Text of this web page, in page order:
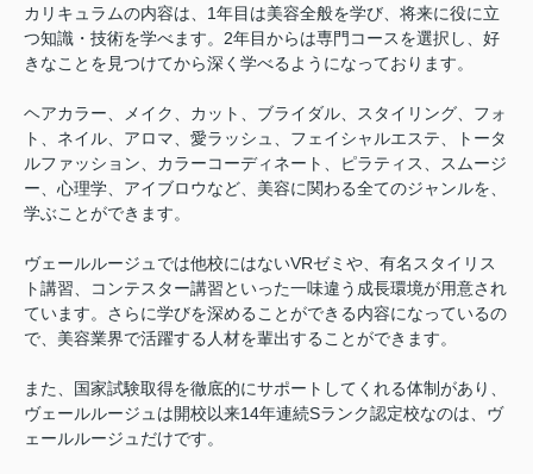
カリキュラムの内容は、1年目は美容全般を学び、将来に役に立
つ知識・技術を学べます。2年目からは専門コースを選択し、好
きなことを見つけてから深く学べるようになっております。
ヘアカラー、メイク、カット、ブライダル、スタイリング、フォ
ト、ネイル、アロマ、愛ラッシュ、フェイシャルエステ、トータ
ルファッション、カラーコーディネート、ピラティス、スムージ
ー、心理学、アイブロウなど、美容に関わる全てのジャンルを、
学ぶことができます。
ヴェールルージュでは他校にはないVRゼミや、有名スタイリス
ト講習、コンテスター講習といった一味違う成長環境が用意され
ています。さらに学びを深めることができる内容になっているの
で、美容業界で活躍する人材を輩出することができます。
また、国家試験取得を徹底的にサポートしてくれる体制があり、
ヴェールルージュは開校以来14年連続Sランク認定校なのは、ヴ
ェールルージュだけです。